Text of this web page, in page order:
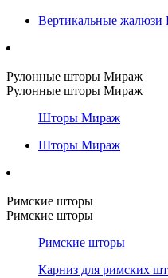
Вертикальные жалюзи
Рулонные шторы Мираж
Рулонные шторы Мираж
Шторы Мираж
Шторы Мираж
Римские шторы
Римские шторы
Римские шторы
Карниз для римских